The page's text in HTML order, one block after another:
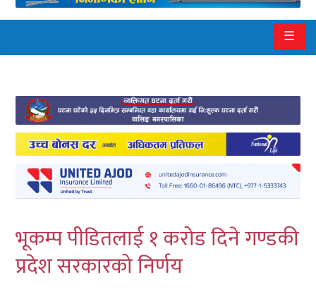
१
२
बागमती
गण्डकी
कर्णाली
सुदुरपश्चिम
☰
भूकम्प पीडितलाई १ करोड दिने गण्डकी
प्रदेश सरकारको निर्णय